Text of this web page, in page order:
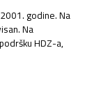
godine. Na
Na
HDZ-a,